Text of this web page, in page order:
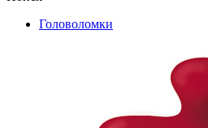
Головоломки